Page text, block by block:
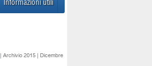
Informazioni utili
| Archivio 2015 | Dicembre